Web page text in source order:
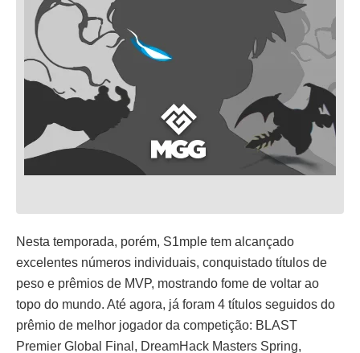
Nesta temporada, porém, S1mple tem alcançado
excelentes números individuais, conquistado títulos de
peso e prêmios de MVP, mostrando fome de voltar ao
topo do mundo. Até agora, já foram 4 títulos seguidos do
prêmio de melhor jogador da competição: BLAST
Premier Global Final, DreamHack Masters Spring,